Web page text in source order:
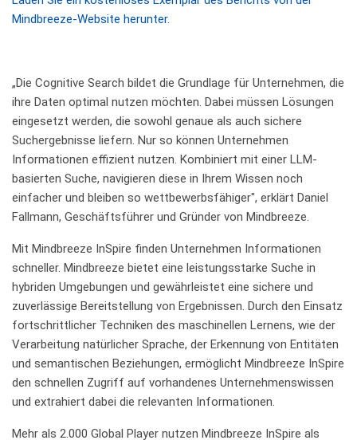
Mindbreeze-Website herunter.
„Die Cognitive Search bildet die Grundlage für Unternehmen, die
ihre Daten optimal nutzen möchten. Dabei müssen Lösungen
eingesetzt werden, die sowohl genaue als auch sichere
Suchergebnisse liefern. Nur so können Unternehmen
Informationen effizient nutzen. Kombiniert mit einer LLM-
basierten Suche, navigieren diese in Ihrem Wissen noch
einfacher und bleiben so wettbewerbsfähiger", erklärt Daniel
Fallmann, Geschäftsführer und Gründer von Mindbreeze.
Mit Mindbreeze InSpire finden Unternehmen Informationen
schneller. Mindbreeze bietet eine leistungsstarke Suche in
hybriden Umgebungen und gewährleistet eine sichere und
zuverlässige Bereitstellung von Ergebnissen. Durch den Einsatz
fortschrittlicher Techniken des maschinellen Lernens, wie der
Verarbeitung natürlicher Sprache, der Erkennung von Entitäten
und semantischen Beziehungen, ermöglicht Mindbreeze InSpire
den schnellen Zugriff auf vorhandenes Unternehmenswissen
und extrahiert dabei die relevanten Informationen.
Mehr als 2.000 Global Player nutzen Mindbreeze InSpire als